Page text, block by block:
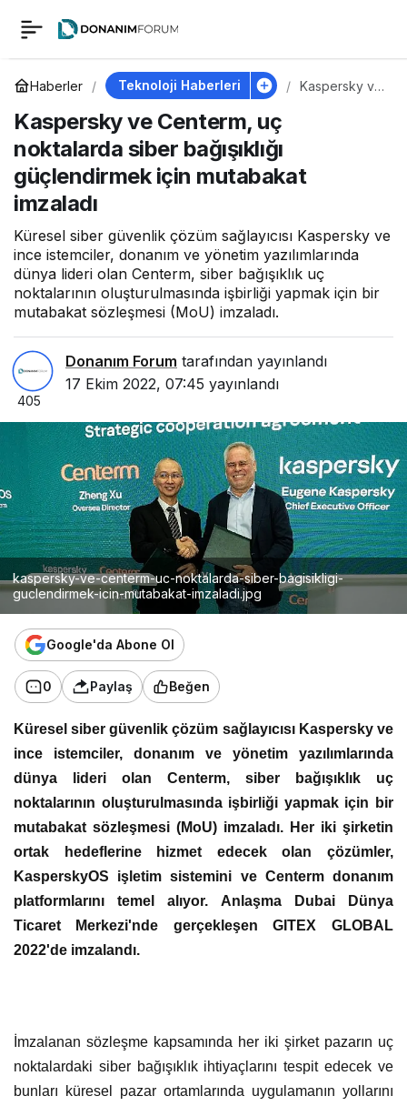
Haberler Teknoloji Haberleri
Kaspersky ve
için
Kaspersky ve Centerm, uç
noktalarda siber bağışıklığı
güçlendirmek için mutabakat
imzaladı
Küresel siber güvenlik çözüm sağlayıcısı Kaspersky ve
ince istemciler, donanım ve yönetim yazılımlarında
dünya lideri olan Centerm, siber bağışıklık uç
noktalarının oluşturulmasında işbirliği yapmak için bir
mutabakat sözleşmesi (MoU) imzaladı.
Donanım Forum tarafından yayınlandı
17 Ekim 2022, 07:45 yayınlandı
405
kaspersky-ve-centerm-uc-noktalarda-siber-bagisikligi-
guclendirmek-icin-mutabakat-imzaladi.jpg
Google'da Abone Ol
0 Paylaş Beğen
Küresel siber güvenlik çözüm sağlayıcısı Kaspersky ve
ince istemciler, donanım ve yönetim yazılımlarında
dünya lideri olan Centerm, siber bağışıklık uç
noktalarının oluşturulmasında işbirliği yapmak için bir
mutabakat sözleşmesi (MoU) imzaladı. Her iki şirketin
ortak hedeflerine hizmet edecek olan çözümler,
KasperskyOS işletim sistemini ve Centerm donanım
platformlarını temel alıyor. Anlaşma Dubai Dünya
Ticaret Merkezi'nde gerçekleşen GITEX GLOBAL
2022'de imzalandı.
İmzalanan sözleşme kapsamında her iki şirket pazarın uç
noktalardaki siber bağışıklık ihtiyaçlarını tespit edecek ve
bunları küresel pazar ortamlarında uygulamanın yollarını
Kaspersky ve
Centerm, uç
noktalarda siber
bağışıklığı
mutabakat imzaladı